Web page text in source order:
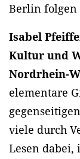
Berlin folgen
Isabel
Kultur und
Nordrhein-
elementare
viele durch
Lesen